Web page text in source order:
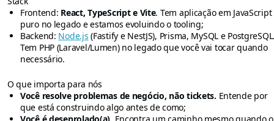
Frontend: React, TypeScript e Vite. Tem aplicação em JavaScript
puro no legado e estamos evoluindo o tooling;
Backend: Node.js (Fastify e NestJS), Prisma, MySQL e
Tem PHP (Laravel/Lumen) no legado que você vai tocar quando
necessário.
O que importa para nós
Você resolve problemas de negócio, não tickets. Entende por
que está construindo algo antes de como;